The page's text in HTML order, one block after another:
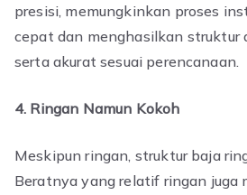
presisi, memungkinkan proses
cepat dan menghasilkan struktur
serta akurat sesuai perencanaan.
4. Ringan Namun Kokoh
Meskipun ringan, struktur baja
Beratnya yang relatif ringan juga